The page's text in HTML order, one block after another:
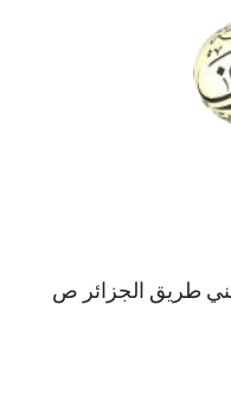
طريق الجزائر ص